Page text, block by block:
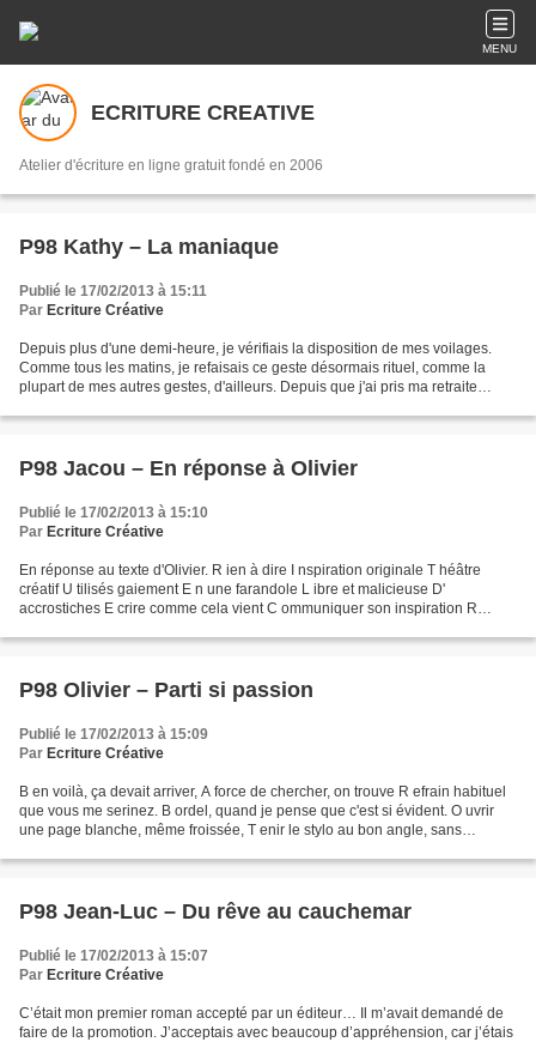
MENU
ECRITURE CREATIVE
Atelier d'écriture en ligne gratuit fondé en 2006
P98 Kathy – La maniaque
Publié le 17/02/2013 à 15:11
Par Ecriture Créative
Depuis plus d'une demi-heure, je vérifiais la disposition de mes voilages.
Comme tous les matins, je refaisais ce geste désormais rituel, comme la
plupart de mes autres gestes, d'ailleurs. Depuis que j'ai pris ma retraite
P98 Jacou – En réponse à Olivier
Publié le 17/02/2013 à 15:10
Par Ecriture Créative
En réponse au texte d'Olivier. R ien à dire I nspiration originale T héâtre
créatif U tilisés gaiement E n une farandole L ibre et malicieuse D'
accrostiches E crire comme cela vient C ommuniquer son inspiration R
P98 Olivier – Parti si passion
Publié le 17/02/2013 à 15:09
Par Ecriture Créative
B en voilà, ça devait arriver, A force de chercher, on trouve R efrain habituel
que vous me serinez. B ordel, quand je pense que c'est si évident. O uvrir
une page blanche, même froissée, T enir le stylo au bon angle, sans
P98 Jean-Luc – Du rêve au cauchemar
Publié le 17/02/2013 à 15:07
Par Ecriture Créative
C’était mon premier roman accepté par un éditeur… Il m’avait demandé de
faire de la promotion. J’acceptais avec beaucoup d’appréhension, car j’étais